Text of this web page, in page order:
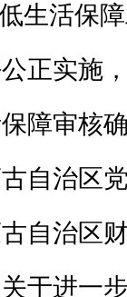
生活保
正实施
障审核
自治区
自治区
于进一